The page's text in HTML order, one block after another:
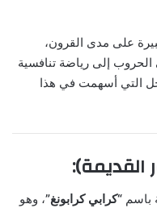
على مدى القرون،
إلى رياضة تنافسية
التي أسهمت في هذا
باسم “كرابي كرابونغ”، وهو